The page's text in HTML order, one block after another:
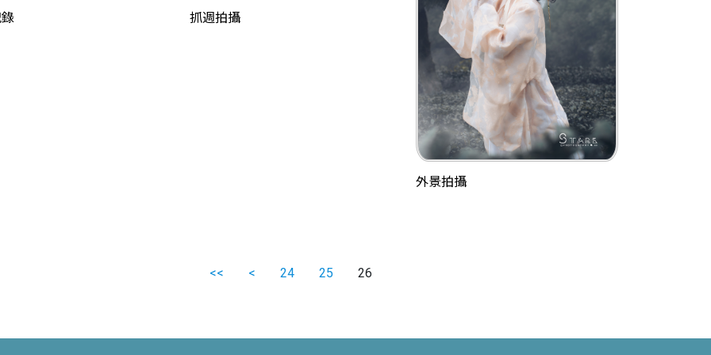
抓週拍攝
外景拍攝
<< < 24 25 26